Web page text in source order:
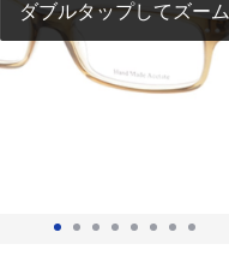
ダブルタップしてズーム